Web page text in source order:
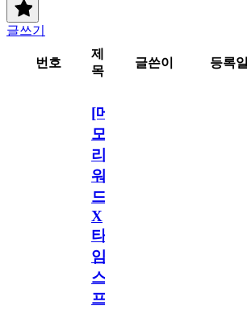
글쓰기
번호
제
목
글쓴이 등록일
[메
모
리
워
드
X
타
임
스
프